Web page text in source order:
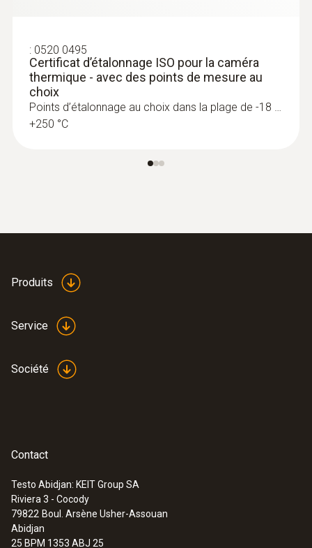
: 0520 0495
Certificat d’étalonnage ISO pour la caméra
thermique - avec des points de mesure au
choix
Points d’étalonnage au choix dans la plage de -18 …
+250 °C
Produits
Service
Société
Contact
Testo Abidjan: KEIT Group SA
Riviera 3 - Cocody
79822 Boul. Arsène Usher-Assouan
Abidjan
25 BPM 1353 ABJ 25